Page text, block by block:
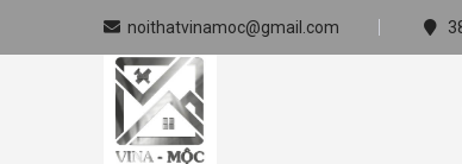
noithatvinamoc@gmail.com